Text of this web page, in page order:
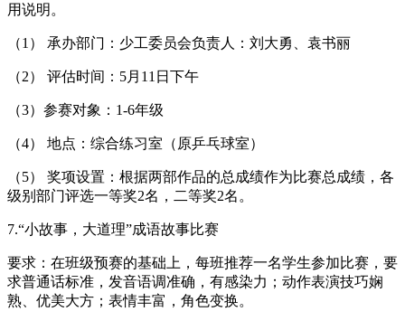
用说明。
（1） 承办部门：少工委员会负责人：刘大勇、袁书丽
（2） 评估时间：5月11日下午
（3）参赛对象：1-6年级
（4） 地点：综合练习室（原乒乓球室）
（5） 奖项设置：根据两部作品的总成绩作为比赛总成绩，各
级别部门评选一等奖2名，二等奖2名。
7.“小故事，大道理”成语故事比赛
要求：在班级预赛的基础上，每班推荐一名学生参加比赛，要
求普通话标准，发音语调准确，有感染力；动作表演技巧娴
熟、优美大方；表情丰富，角色变换。